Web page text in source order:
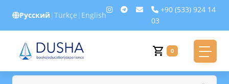
Русский | Türkçe | English
+90 (533) 924 14
03
0